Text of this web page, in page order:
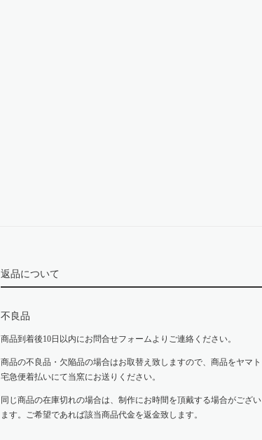
返品について
不良品
商品到着後10日以内にお問合せフォームよりご連絡ください。
商品の不良品・欠陥品の場合はお取替え致しますので、商品をヤマト
宅急便着払いにて当窯にお送りください。
同じ商品の在庫切れの場合は、制作にお時間を頂戴する場合がござい
ます。ご希望であれば該当商品代金を返金致します。